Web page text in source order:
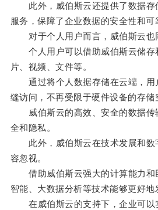
此外，威伯斯云还提供了数据存
服务，保障了企业数据的安全性和可
对于个人用户而言，威伯斯云也
个人用户可以借助威伯斯云储存
片、视频、文件等。
通过将个人数据存储在云端，用
缝访问，不再受限于硬件设备的存储
威伯斯云的高效、安全的数据传
全和隐私。
此外，威伯斯云在技术发展和数
容忽视。
借助威伯斯云强大的计算能力和
智能、大数据分析等技术能够更好地
在威伯斯云的支持下，企业可以